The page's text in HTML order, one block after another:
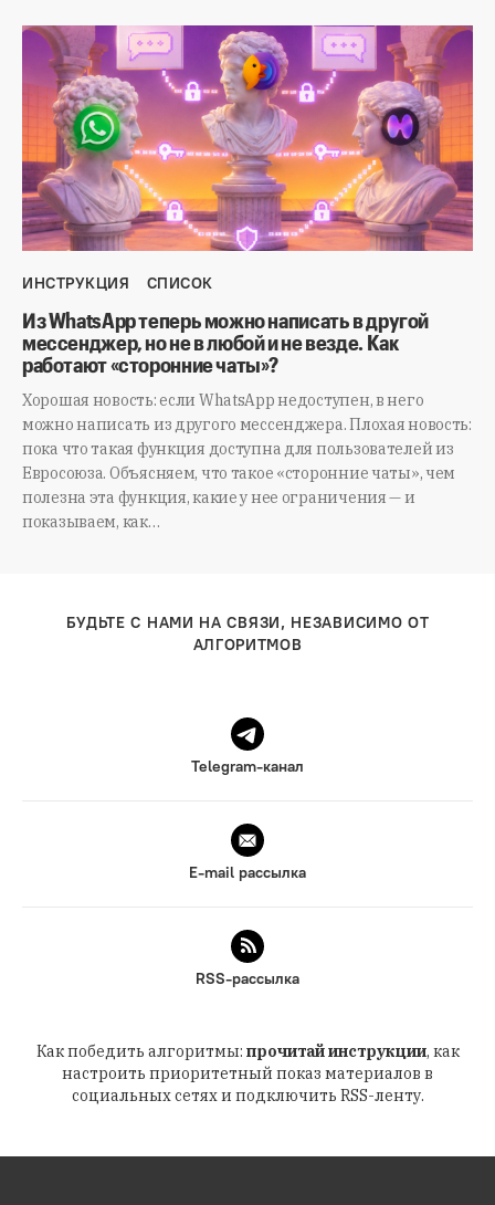
ИНСТРУКЦИЯ СПИСОК
Из WhatsApp теперь можно написать в другой
мессенджер, но не в любой и не везде. Как
работают «сторонние чаты»?
Хорошая новость: если WhatsApp недоступен, в него
можно написать из другого мессенджера. Плохая новость:
пока что такая функция доступна для пользователей из
Евросоюза. Объясняем, что такое «сторонние чаты», чем
полезна эта функция, какие у нее ограничения — и
показываем, как…
БУДЬТЕ С НАМИ НА СВЯЗИ, НЕЗАВИСИМО ОТ
АЛГОРИТМОВ
Telegram-канал
E-mail рассылка
RSS-рассылка
Как победить алгоритмы: прочитай инструкции, как
настроить приоритетный показ материалов в
социальных сетях и подключить RSS-ленту.